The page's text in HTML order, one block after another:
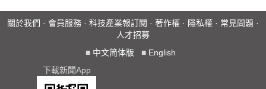
關於我們 · 會員服務 · 科技產業報訂閱 · 著作權 · 隱私權 · 常見問題 ·
人才招募
■ 中文简体版 ■ English
下載新聞App